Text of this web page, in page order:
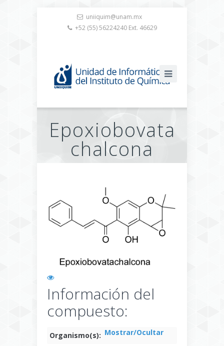
uniiquim@unam.mx
+52 (55) 56224240 Ext. 46629
Epoxiobovata
chalcona
Información del
compuesto:
Organismo(s): Mostrar/Ocultar